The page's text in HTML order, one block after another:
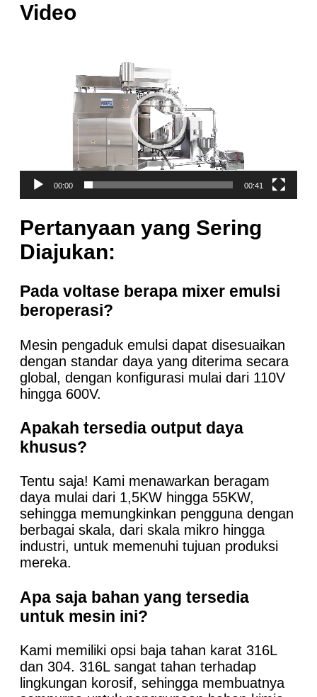
Video
00:00 00:41
Pertanyaan yang Sering
Diajukan:
Pada voltase berapa mixer emulsi
beroperasi?
Mesin pengaduk emulsi dapat disesuaikan
dengan standar daya yang diterima secara
global, dengan konfigurasi mulai dari 110V
hingga 600V.
Apakah tersedia output daya
khusus?
Tentu saja! Kami menawarkan beragam
daya mulai dari 1,5KW hingga 55KW,
sehingga memungkinkan pengguna dengan
berbagai skala, dari skala mikro hingga
industri, untuk memenuhi tujuan produksi
mereka.
Apa saja bahan yang tersedia
untuk mesin ini?
Kami memiliki opsi baja tahan karat 316L
dan 304. 316L sangat tahan terhadap
lingkungan korosif, sehingga membuatnya